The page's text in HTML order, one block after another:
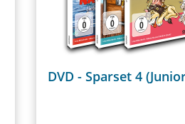
DVD - Sparset 4